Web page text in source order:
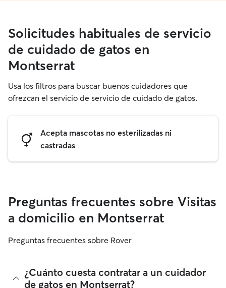
Solicitudes habituales de servicio
de cuidado de gatos en
Montserrat
Usa los filtros para buscar buenos cuidadores que
ofrezcan el servicio de servicio de cuidado de gatos.
Acepta mascotas no esterilizadas ni
castradas
Preguntas frecuentes sobre Visitas
a domicilio en Montserrat
Preguntas frecuentes sobre Rover
¿Cuánto cuesta contratar a un cuidador
de gatos en Montserrat?